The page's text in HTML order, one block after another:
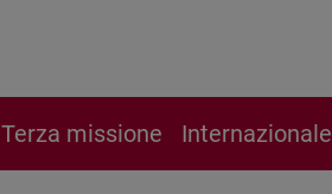
Terza missione Internazionale